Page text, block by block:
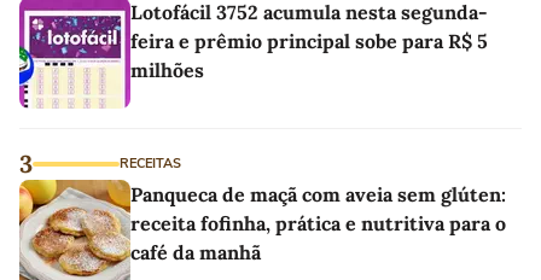
Lotofácil 3752 acumula nesta segunda-
feira e prêmio principal sobe para R$ 5
milhões
3 RECEITAS
Panqueca de maçã com aveia sem glúten:
receita fofinha, prática e nutritiva para o
café da manhã